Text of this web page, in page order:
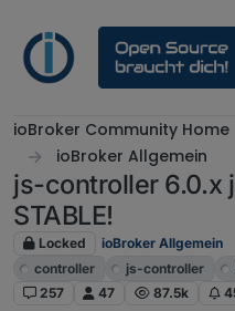
ioBroker Community Home
ioBroker Allgemein
js-controller 6.0.x
STABLE!
Locked
ioBroker Allgemein
controller
js-controller
257
47 87.5k